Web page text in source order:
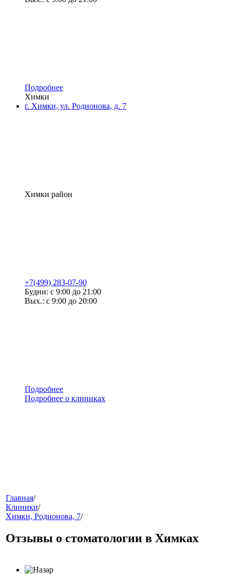
Подробнее
Химки
г. Химки, ул. Родионова, д. 7
Химки район
+7(499) 283-07-90
Будни: с 9:00 до 21:00
Вых.: с 9:00 до 20:00
Подробнее
Подробнее о клиниках
меню
Главная/
Клиники/
Химки, Родионова, 7/
Отзывы о стоматологии в Химках